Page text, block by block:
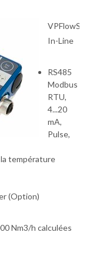
VPFlowScope
In-Line
RS485
Modbus
RTU,
4...20
mA,
Pulse,
température
(Option)
Nm3/h calculées